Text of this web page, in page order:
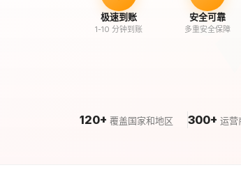
极速到账
1-10 分钟到账
安全可靠
多重安全保障
120+ 覆盖国家和地区 300+ 运营